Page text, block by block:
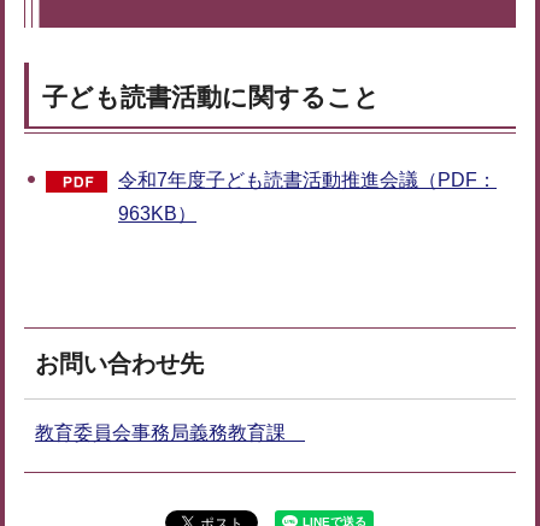
子ども読書活動に関すること
令和7年度子ども読書活動推進会議（PDF：
963KB）
お問い合わせ先
教育委員会事務局義務教育課